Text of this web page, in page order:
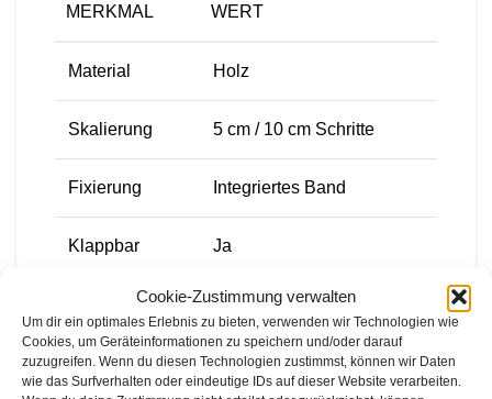
Cookie-Zustimmung verwalten
Um dir ein optimales Erlebnis zu bieten, verwenden wir Technologien wie
Cookies, um Geräteinformationen zu speichern und/oder darauf
zuzugreifen. Wenn du diesen Technologien zustimmst, können wir Daten
wie das Surfverhalten oder eindeutige IDs auf dieser Website verarbeiten.
MERKMAL WERT
Material Holz
Skalierung 5 cm / 10 cm Schritte
Fixierung Integriertes Band
Klappbar Ja
max. 70 kg
Gewicht Leichtbauweise